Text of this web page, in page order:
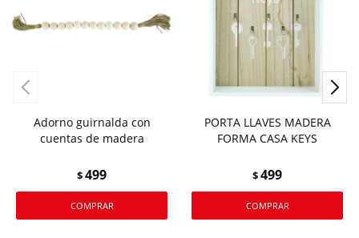
Adorno guirnalda con
cuentas de madera
$499
PORTA LLAVES MADERA
FORMA CASA KEYS
$499